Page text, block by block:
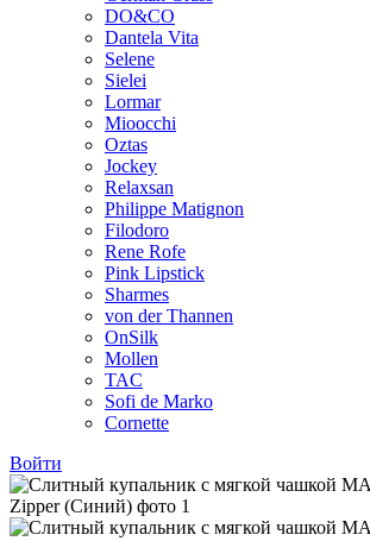
DO&CO
Dantela Vita
Selene
Sielei
Lormar
Mioocchi
Oztas
Jockey
Relaxsan
Philippe Matignon
Filodoro
Rene Rofe
Pink Lipstick
Sharmes
von der Thannen
OnSilk
Mollen
TAC
Sofi de Marko
Cornette
Войти